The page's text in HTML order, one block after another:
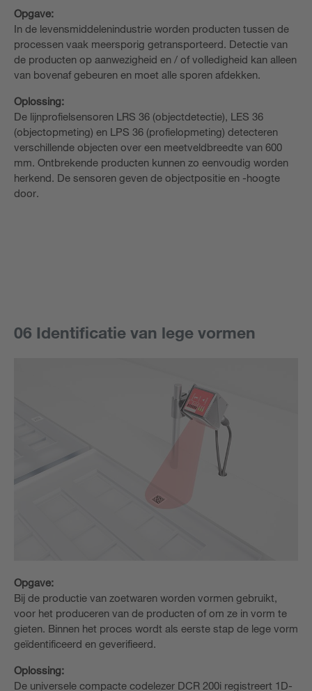
Opgave:
In de levensmiddelenindustrie worden producten tussen de
processen vaak meersporig getransporteerd. Detectie van
de producten op aanwezigheid en / of volledigheid kan alleen
van bovenaf gebeuren en moet alle sporen afdekken.
Oplossing:
De lijnprofielsensoren LRS 36 (objectdetectie), LES 36
(objectopmeting) en LPS 36 (profielopmeting) detecteren
verschillende objecten over een meetveldbreedte van 600
mm. Ontbrekende producten kunnen zo eenvoudig worden
herkend. De sensoren geven de objectpositie en -hoogte
door.
06 Identificatie van lege vormen
Opgave:
Bij de productie van zoetwaren worden vormen gebruikt,
voor het produceren van de producten of om ze in vorm te
gieten. Binnen het proces wordt als eerste stap de lege vorm
geïdentificeerd en geverifieerd.
Oplossing:
De universele compacte codelezer DCR 200i registreert 1D-